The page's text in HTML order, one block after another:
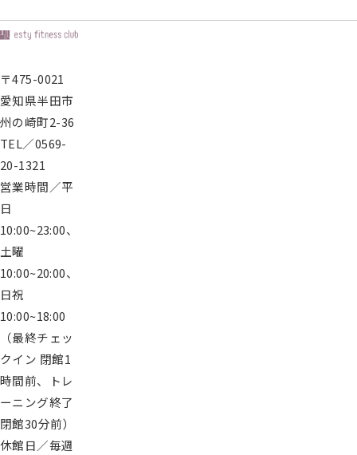
〒475-0021
愛知県半田市
州の崎町2-36
TEL／0569-
20-1321
営業時間／平
日
10:00~23:00、
土曜
10:00~20:00、
日祝
10:00~18:00
（最終チェッ
クイン 閉館1
時間前、トレ
ーニング終了
閉館30分前）
休館日／毎週